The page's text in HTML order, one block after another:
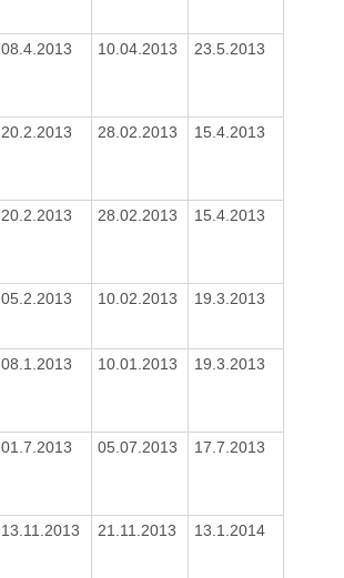
08.4.2013 10.04.2013 23.5.2013
20.2.2013 28.02.2013 15.4.2013
20.2.2013 28.02.2013 15.4.2013
05.2.2013 10.02.2013 19.3.2013
08.1.2013 10.01.2013 19.3.2013
01.7.2013 05.07.2013 17.7.2013
13.11.2013 21.11.2013 13.1.2014